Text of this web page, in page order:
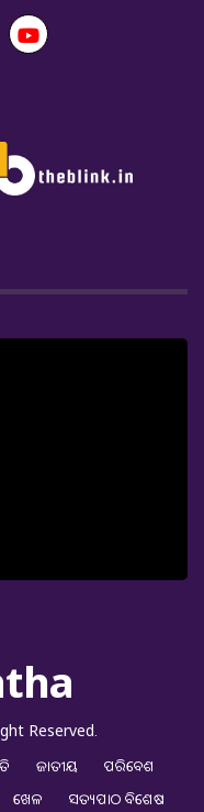
Reserved.
ଜାତୀୟ
ପରିବେଶ
ଖେଳ ସତ୍ୟପାଠ ବିଶେଷ